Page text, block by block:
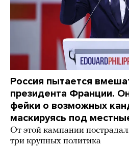
Россия пытается
президента Франции.
фейки о возможных
маскируясь под
От этой кампании
три крупных политика